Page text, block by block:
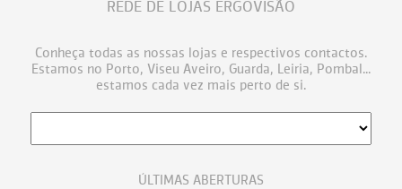
REDE DE LOJAS ERGOVISÃO
Conheça todas as nossas lojas e respectivos contactos.
Estamos no Porto, Viseu Aveiro, Guarda, Leiria, Pombal...
estamos cada vez mais perto de si.
ÚLTIMAS ABERTURAS